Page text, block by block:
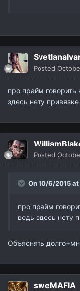
Posted
про прайм говорить
здесь нету
Posted
On 10/6/2015 at
про прайм
ведь здесь нету
Объяснять
sweMAFIA